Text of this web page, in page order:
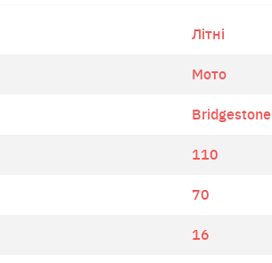
Літні
Мото
Bridgestone
110
70
16